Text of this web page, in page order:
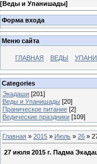
[Веды и Упанишады]
Форма входа
Меню сайта
ГЛАВНАЯ ВЕДЫ
Categories
Экадаши [201]
Веды и Упанишады [20]
Праническое питание [2]
Ведические праздники [109]
Главная » 2015 » Июль » 26 »
27 июля 2015 г. Падма